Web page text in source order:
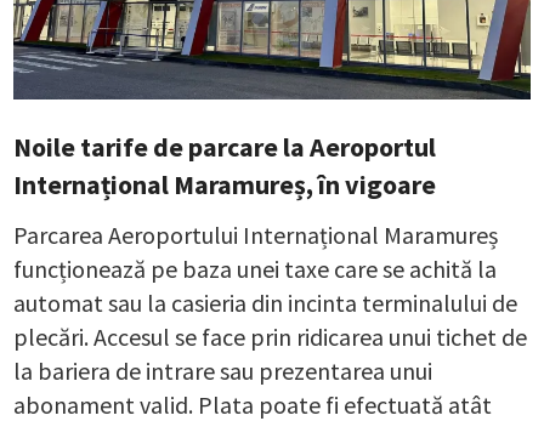
Noile tarife de parcare la Aeroportul
Internațional Maramureș, în vigoare
Parcarea Aeroportului Internațional Maramureș
funcționează pe baza unei taxe care se achită la
automat sau la casieria din incinta terminalului de
plecări. Accesul se face prin ridicarea unui tichet de
la bariera de intrare sau prezentarea unui
abonament valid. Plata poate fi efectuată atât